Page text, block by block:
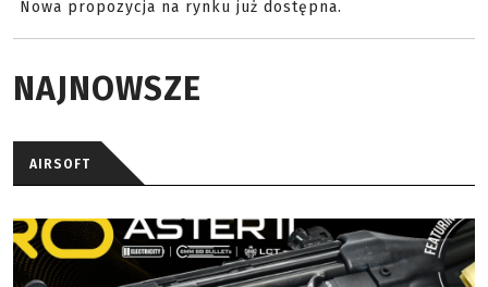
Nowa propozycja na rynku już dostępna.
NAJNOWSZE
AIRSOFT